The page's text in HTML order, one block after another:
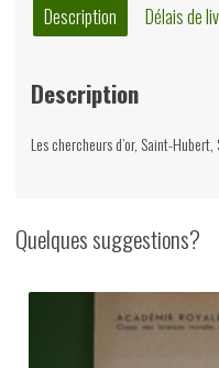
Description Délais de
Description
Les chercheurs d’or, Saint-
Quelques suggestions?